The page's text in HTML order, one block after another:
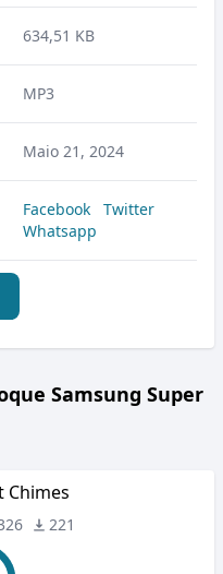
634,51 KB
MP3
Maio 21, 2024
Facebook
Twitter
Whatsapp
Samsung Super
Chimes
221